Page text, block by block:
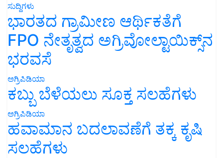
ಸುದ್ದಿಗಳು
ಭಾರತದ ಗ್ರಾಮೀಣ ಆರ್ಥಿಕತೆಗೆ
FPO ನೇತೃತ್ವದ ಅಗ್ರಿವೋಲ್ಟಾಯಿಕ್ಸ್‌ನ
ಭರವಸೆ
ಅಗ್ರಿಪಿಡಿಯಾ
ಕಬ್ಬು ಬೆಳೆಯಲು ಸೂಕ್ತ ಸಲಹೆಗಳು
ಅಗ್ರಿಪಿಡಿಯಾ
ಹವಾಮಾನ ಬದಲಾವಣೆಗೆ ತಕ್ಕ ಕೃಷಿ
ಸಲಹೆಗಳು